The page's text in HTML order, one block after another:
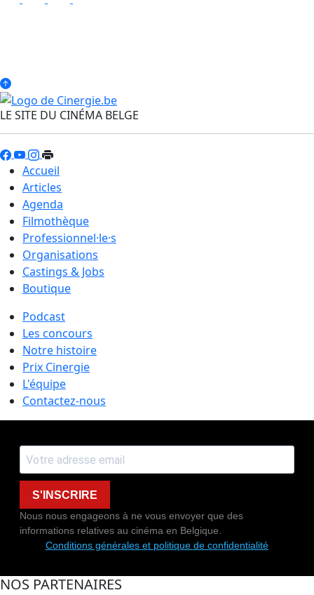
LE SITE DU CINÉMA BELGE
Accueil
Articles
Agenda
Filmothèque
Professionnel·le·s
Organisations
Castings & Jobs
Boutique
Podcast
Les concours
Notre histoire
Prix Cinergie
L'équipe
Contactez-nous
S'INSCRIRE
Nous nous engageons à ne vous envoyer que des
informations relatives au cinéma en Belgique.
Conditions générales et politique de confidentialité
NOS PARTENAIRES